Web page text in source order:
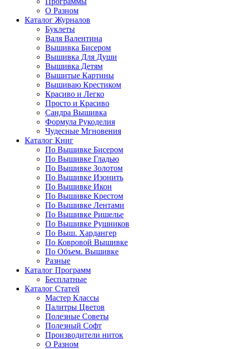
О Разном
Каталог Журналов
Буклеты
Валя Валентина
Вышивка Бисером
Вышивка Для Души
Вышивка Детям
Вышитые Картины
Вышиваю Крестиком
Красиво и Легко
Просто и Красиво
Сандра Вышивка
Формула Рукоделия
Чудесные Мгновения
Каталог Книг
По Вышивке Бисером
По Вышивке Гладью
По Вышивке Золотом
По Вышивке Изонить
По Вышивке Икон
По Вышивке Крестом
По Вышивке Лентами
По Вышивке Ришелье
По Вышивке Рушников
По Выш. Хардангер
По Ковровой Вышивке
По Объем. Вышивке
Разные
Каталог Программ
Бесплатные
Каталог Статей
Мастер Классы
Палитры Цветов
Полезные Советы
Полезный Софт
Производители ниток
О Разном